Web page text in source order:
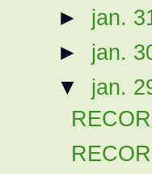
► jan.
► jan.
▼ jan.